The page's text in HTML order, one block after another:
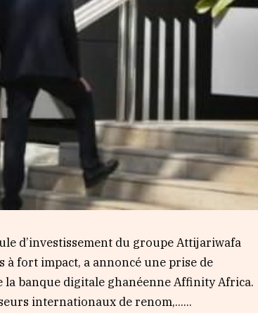
d’investissement du groupe Attijariwafa
fort impact, a annoncé une prise de
banque digitale ghanéenne Affinity Africa.
internationaux de renom,…...